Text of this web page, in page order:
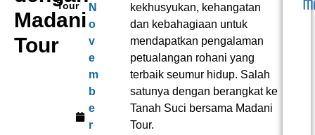
Madani
Tour
Tour
N
o
v
e
m
b
e
r
kekhusyukan, kehangatan
dan kebahagiaan untuk
mendapatkan pengalaman
petualangan rohani yang
terbaik seumur hidup. Salah
satunya dengan berangkat ke
Tanah Suci bersama Madani
Tour.